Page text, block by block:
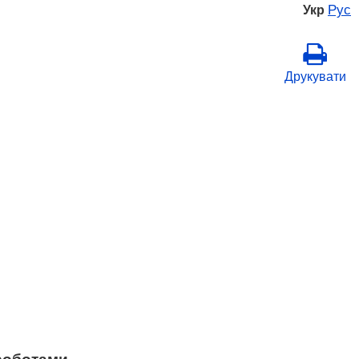
Укр Рус
Друкувати